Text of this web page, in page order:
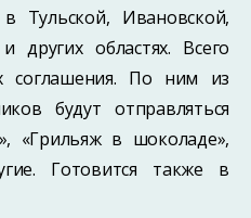
в Тульской, Ивановской,
других областях. Всего
соглашения. По ним из
будут отправляться
«Грильяж в шоколаде»,
Готовится также в